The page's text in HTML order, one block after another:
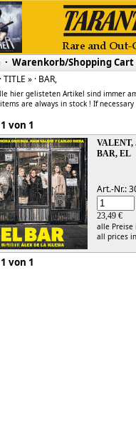
· Warenkorb/Shopping Cart
TITLE » · BAR,
hier gelisteten Artikel sind immer
are always in stock ! If
1 von 1
VALENT,
BAR, EL
Art.-Nr.:
23,49 €
alle
all prices
1 von 1